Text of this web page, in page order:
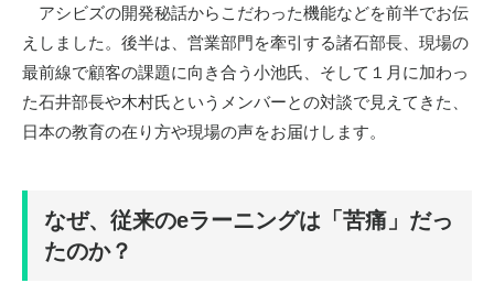
アシビズの開発秘話からこだわった機能などを前半でお伝
えしました。後半は、営業部門を牽引する諸石部長、現場の
最前線で顧客の課題に向き合う小池氏、そして１月に加わっ
た石井部長や木村氏というメンバーとの対談で見えてきた、
日本の教育の在り方や現場の声をお届けします。
なぜ、従来のeラーニングは「苦痛」だっ
たのか？